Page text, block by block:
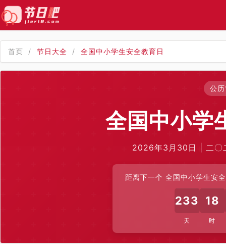
首页 / 节日大全 / 全国中小学生安全教育日
公
全国中小学
2026年3月30日 | 二〇
距离下一个 全国中小学生安
233
天
18
时